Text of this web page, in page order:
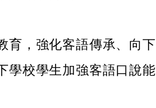
育，強化客語傳承、向下
學校學生加強客語口說能